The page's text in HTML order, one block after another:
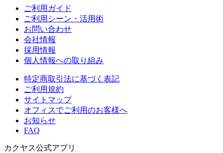
ご利用ガイド
ご利用シーン・活用術
お問い合わせ
会社情報
採用情報
個人情報への取り組み
特定商取引法に基づく表記
ご利用規約
サイトマップ
オフィスでご利用のお客様へ
お知らせ
FAQ
カクヤス公式アプリ